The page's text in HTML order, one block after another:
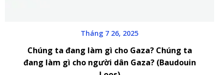
Tháng 7 26, 2025
Chúng ta đang làm gì cho Gaza? Chúng ta
đang làm gì cho người dân Gaza? (Baudouin